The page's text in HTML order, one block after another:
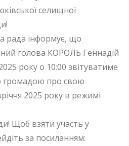
селищної
рада інформує, що
голова КОРОЛЬ Геннадій
року о 10:00 звітуватиме
громадою про свою
2025 року в режимі
Щоб взяти участь у
за посиланням: